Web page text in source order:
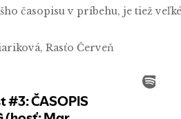
časopisu v príbehu, je tiež
Rasťo Červeň